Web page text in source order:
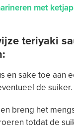
met ketjap
teriyaki
en sake toe aan
de suiker.
breng het
totdat de